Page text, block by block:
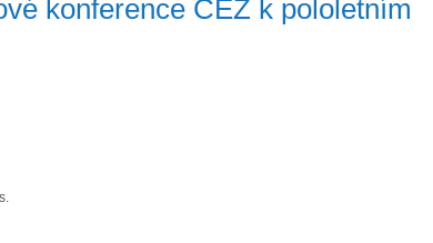
konference ČEZ k pololetním